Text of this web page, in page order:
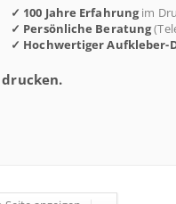
✓ 100 Jahre Erfahrungim
✓ Persönliche Beratung
✓ Hochwertiger Aufkleber-